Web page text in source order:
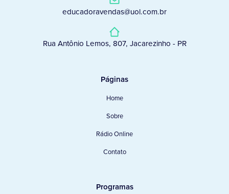
educadoravendas@uol.com.br
Rua Antônio Lemos, 807, Jacarezinho - PR
Páginas
Home
Sobre
Rádio Online
Contato
Programas